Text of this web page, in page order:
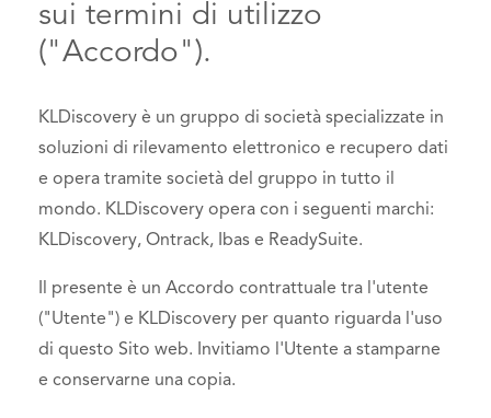
sui termini di utilizzo
("Accordo").
KLDiscovery è un gruppo di società specializzate in
soluzioni di rilevamento elettronico e recupero dati
e opera tramite società del gruppo in tutto il
mondo. KLDiscovery opera con i seguenti marchi:
KLDiscovery, Ontrack, Ibas e ReadySuite.
Il presente è un Accordo contrattuale tra l'utente
("Utente") e KLDiscovery per quanto riguarda l'uso
di questo Sito web. Invitiamo l'Utente a stamparne
e conservarne una copia.